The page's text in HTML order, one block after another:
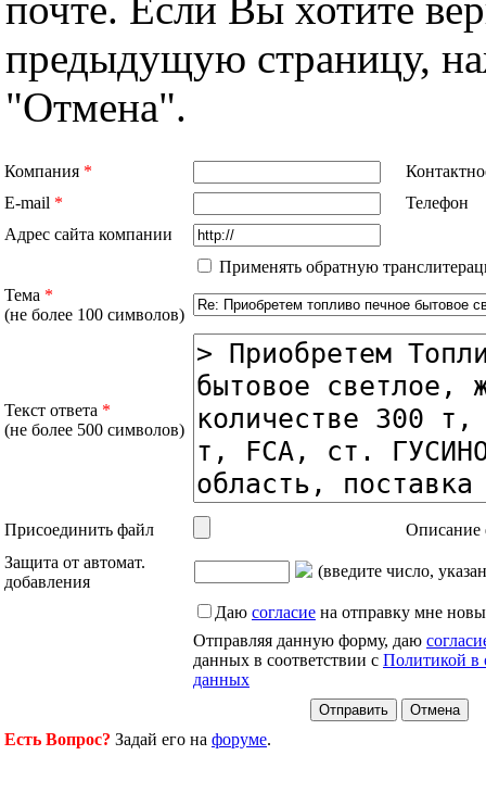
предыдущую страницу,
"Отмена".
Компания *
E-mail *
Телефон
Адрес сайта компании
Применять обратную
Тема *
(не более 100 символов)
Текст ответа *
(не более 500 символов)
Присоединить файл
Описание
Защита от автомат.
добавления
(введите число,
Даю согласие на отправку мне
Отправляя данную форму, даю
данных в соответствии с Политикой в
данных
Есть Вопрос? Задай его на форуме.